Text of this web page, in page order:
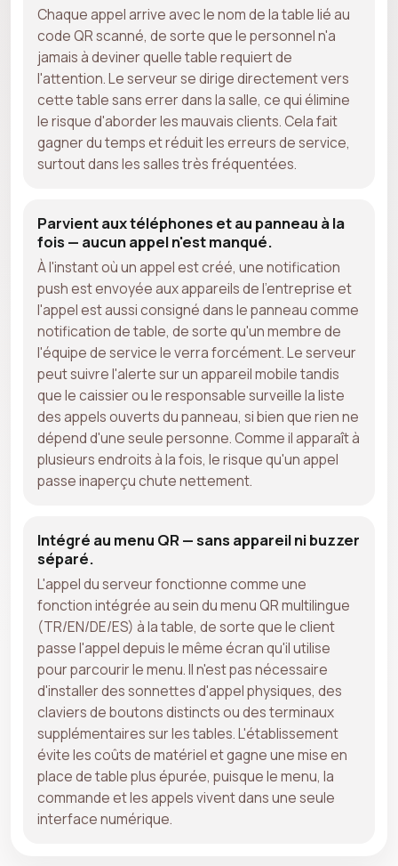
Chaque appel arrive avec le nom de la table lié au
code QR scanné, de sorte que le personnel n'a
jamais à deviner quelle table requiert de
l'attention. Le serveur se dirige directement vers
cette table sans errer dans la salle, ce qui élimine
le risque d'aborder les mauvais clients. Cela fait
gagner du temps et réduit les erreurs de service,
surtout dans les salles très fréquentées.
Parvient aux téléphones et au panneau à la
fois — aucun appel n'est manqué.
À l'instant où un appel est créé, une notification
push est envoyée aux appareils de l'entreprise et
l'appel est aussi consigné dans le panneau comme
notification de table, de sorte qu'un membre de
l'équipe de service le verra forcément. Le serveur
peut suivre l'alerte sur un appareil mobile tandis
que le caissier ou le responsable surveille la liste
des appels ouverts du panneau, si bien que rien ne
dépend d'une seule personne. Comme il apparaît à
plusieurs endroits à la fois, le risque qu'un appel
passe inaperçu chute nettement.
Intégré au menu QR — sans appareil ni buzzer
séparé.
L'appel du serveur fonctionne comme une
fonction intégrée au sein du menu QR multilingue
(TR/EN/DE/ES) à la table, de sorte que le client
passe l'appel depuis le même écran qu'il utilise
pour parcourir le menu. Il n'est pas nécessaire
d'installer des sonnettes d'appel physiques, des
claviers de boutons distincts ou des terminaux
supplémentaires sur les tables. L'établissement
évite les coûts de matériel et gagne une mise en
place de table plus épurée, puisque le menu, la
commande et les appels vivent dans une seule
interface numérique.